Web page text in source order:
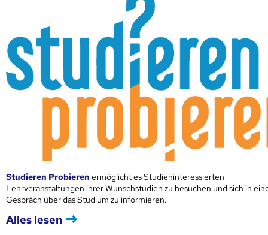
Studieren Probieren ermöglicht es Studieninteressierten
Lehrveranstaltungen ihrer Wunschstudien zu besuchen und sich in
Gespräch über das Studium zu informieren.
Alles lesen